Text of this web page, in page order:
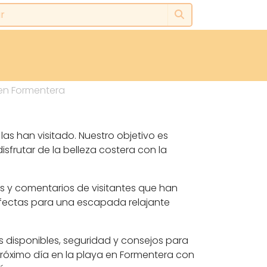
Formentera
han visitado. Nuestro objetivo es
de la belleza costera con la
y comentarios de visitantes que han
para una escapada relajante
seguridad y consejos para
día en la playa en Formentera con